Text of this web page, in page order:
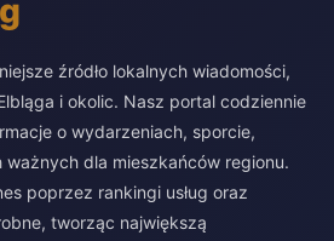
źródło lokalnych wiadomości,
i okolic. Nasz portal codziennie
o wydarzeniach, sporcie,
dla mieszkańców regionu.
poprzez rankingi usług oraz
tworząc największą